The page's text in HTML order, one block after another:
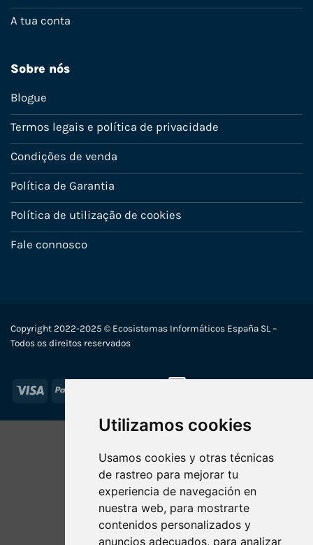
Utilizamos cookies
Usamos cookies y otras técnicas
de rastreo para mejorar tu
experiencia de navegación en
nuestra web, para mostrarte
contenidos personalizados y
anuncios adecuados, para analizar
A tua conta
Sobre nós
Blogue
Termos legais e política de privacidade
Condições de venda
Política de Garantia
Política de utilização de cookies
Fale connosco
Copyright 2022-2025 © Ecosistemas Informáticos España SL –
Todos os direitos reservados
Visa